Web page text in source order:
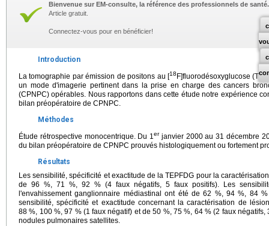
Bienvenue sur EM-consulte, la référence des professionnels de santé.
Article gratuit.
Connectez-vous pour en bénéficier!
Introduction
La tomographie par émission de positons au [18 F]fluorodésoxyglucose
un mode d'imagerie pertinent dans la prise en charge des cancers
(CPNPC) opérables. Nous rapportons dans cette étude notre expérience
bilan préopératoire de CPNPC.
Méthodes
Étude rétrospective monocentrique. Du 1er janvier 2000 au 31 décembre
du bilan préopératoire de CPNPC prouvés histologiquement ou fortement
Résultats
Les sensibilité, spécificité et exactitude de la TEPFDG pour la
de 96 %, 71 %, 92 % (4 faux négatifs, 5 faux positifs). Les
l'envahissement ganglionnaire médiastinal ont été de 62 %, 94 %, 84
sensibilité, spécificité et exactitude concernant la caractérisation de
88 %, 100 %, 97 % (1 faux négatif) et de 50 %, 75 %, 64 % (2 faux
nodules pulmonaires satellites.